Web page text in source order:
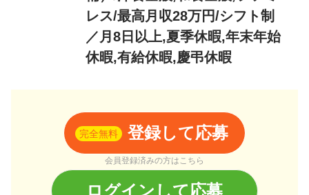
レス/最高月収28万円/シフト制
／月8日以上,夏季休暇,年末年始
休暇,有給休暇,慶弔休暇
完全無料 登録して応募
会員登録済みの方はこちら
ログインして応募